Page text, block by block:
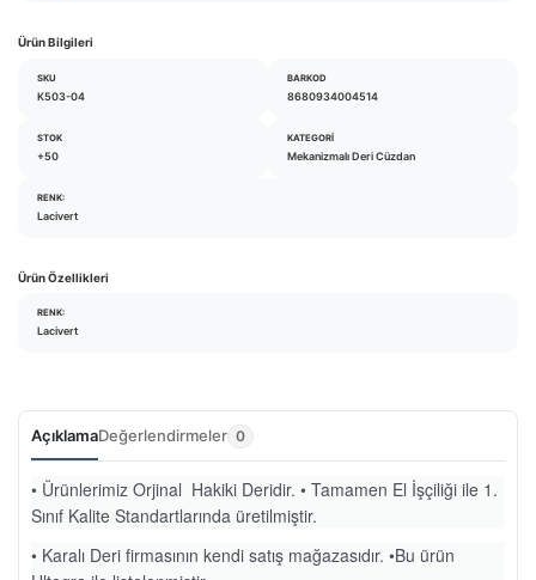
Ürün Bilgileri
SKU
K503-04
BARKOD
8680934004514
STOK
+50
KATEGORI
Mekanizmalı Deri Cüzdan
RENK:
Lacivert
Ürün Özellikleri
RENK:
Lacivert
AçıklamaDeğerlendirmeler 0
• Ürünlerimiz Orjinal Hakiki Deridir. • Tamamen El İşçiliği ile 1.
Sınıf Kalite Standartlarında üretilmiştir.
• Karalı Deri firmasının kendi satış mağazasıdır. •Bu ürün